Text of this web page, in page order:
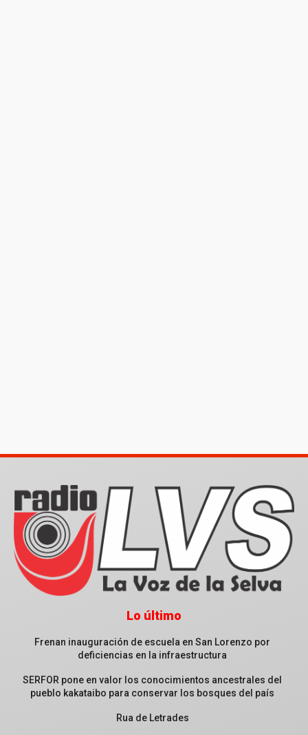
Lo último
Frenan inauguración de escuela en San Lorenzo por
deficiencias en la infraestructura
SERFOR pone en valor los conocimientos ancestrales del
pueblo kakataibo para conservar los bosques del país
Rua de Letrades